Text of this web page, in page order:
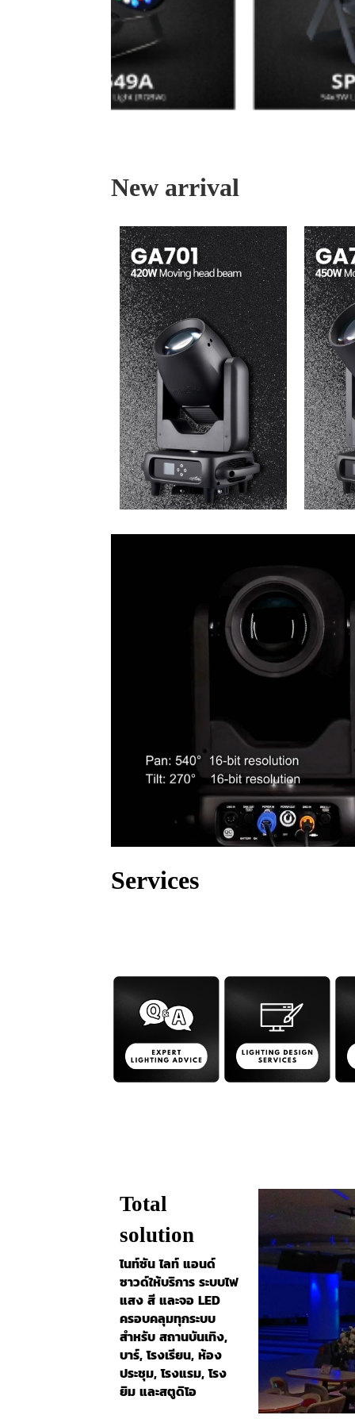
New arrival
Services
Total
solution
ไนท์ซัน ไลท์ แอนด์
ซาวด์ให้บริการ ระบบไฟ
แสง สี และจอ LED
ครอบคลุมทุกระบบ
สำหรับ สถานบันเทิง,
บาร์, โรงเรียน, ห้อง
ประชุม, โรงแรม, โรง
ยิม และสตูดิโอ